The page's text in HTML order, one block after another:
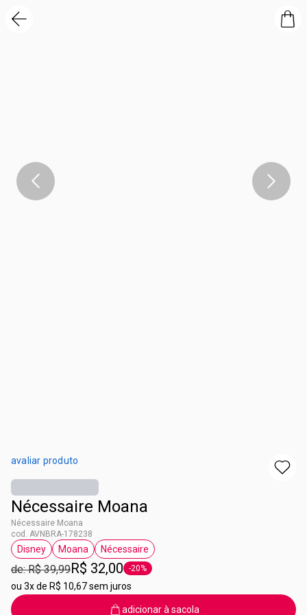
avaliar produto
Nécessaire Moana
Nécessaire Moana
cod. AVNBRA-178238
etiqueta Disney
Disney
etiqueta Moana
Moana
etiqueta Nécessaire
Nécessaire
de: R$ 39,99R$ 32,00 etiqueta -20%
-20%
ou 3x de R$ 10,67 sem juros
adicionar à sacola